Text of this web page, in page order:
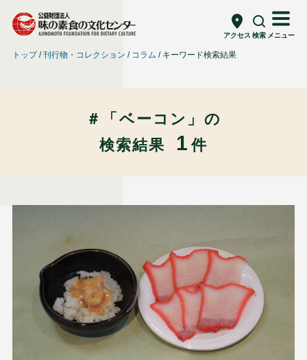
アクセス 検索 メニュー
トップ 刊行物・コレクション コラム キーワード検索結果
＃「ベーコン」の
検索結果
1 件